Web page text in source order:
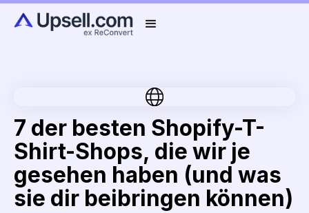
7 der besten Shopify-T-
Shirt-Shops, die wir je
gesehen haben (und was
sie dir beibringen können)